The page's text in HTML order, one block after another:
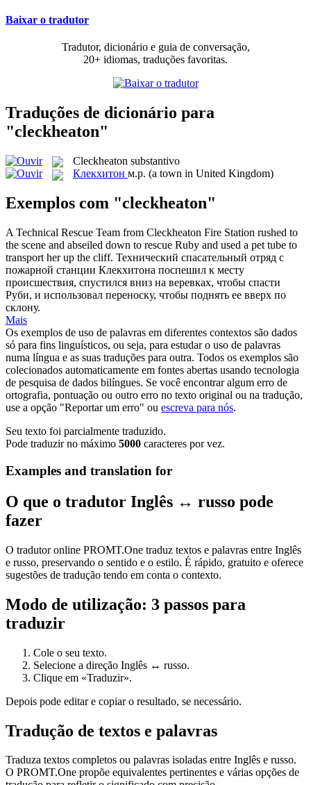
Baixar o tradutor
Tradutor, dicionário e guia de conversação,
20+ idiomas, traduções favoritas.
Traduções de dicionário para
"cleckheaton"
Cleckheaton substantivo
Клекхитон м.р. (a town in United Kingdom)
Exemplos com "cleckheaton"
A Technical Rescue Team from Cleckheaton Fire Station rushed to
the scene and abseiled down to rescue Ruby and used a pet tube to
transport her up the cliff. Технический спасательный отряд с
пожарной станции Клекхитона поспешил к месту
происшествия, спустился вниз на веревках, чтобы спасти
Руби, и использовал переноску, чтобы поднять ее вверх по
склону.
Mais
Os exemplos de uso de palavras em diferentes contextos são dados
só para fins linguísticos, ou seja, para estudar o uso de palavras
numa língua e as suas traduções para outra. Todos os exemplos são
colecionados automaticamente em fontes abertas usando tecnologia
de pesquisa de dados bilíngues. Se você encontrar algum erro de
ortografia, pontuação ou outro erro no texto original ou na tradução,
use a opção "Reportar um erro" ou escreva para nós.
Seu texto foi parcialmente traduzido.
Pode traduzir no máximo 5000 caracteres por vez.
Examples and translation for
O que o tradutor Inglês ↔ russo pode
fazer
O tradutor online PROMT.One traduz textos e palavras entre Inglês
e russo, preservando o sentido e o estilo. É rápido, gratuito e oferece
sugestões de tradução tendo em conta o contexto.
Modo de utilização: 3 passos para
traduzir
Cole o seu texto.
Selecione a direção Inglês ↔ russo.
Clique em «Traduzir».
Depois pode editar e copiar o resultado, se necessário.
Tradução de textos e palavras
Traduza textos completos ou palavras isoladas entre Inglês e russo.
O PROMT.One propõe equivalentes pertinentes e várias opções de